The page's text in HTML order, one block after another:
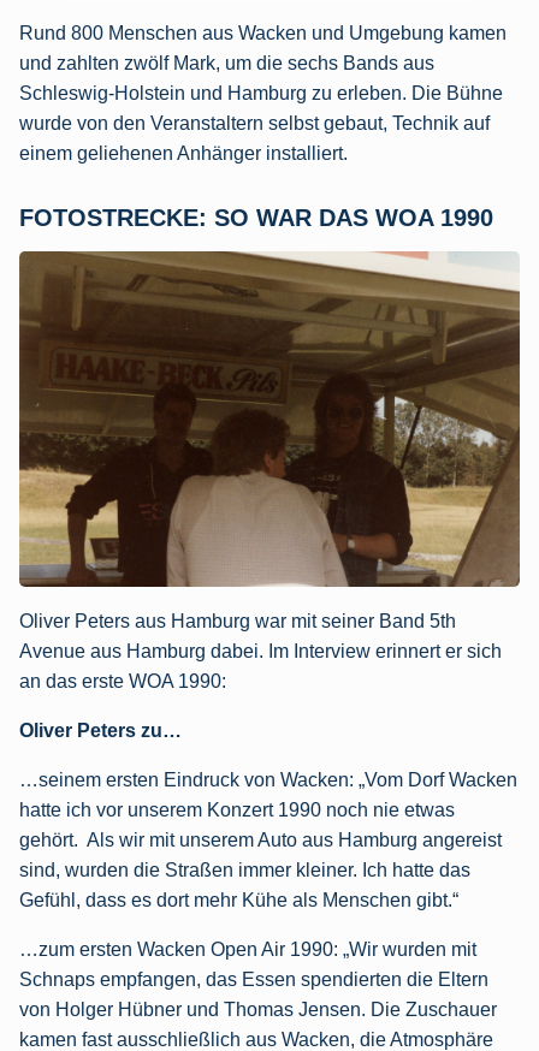
Rund 800 Menschen aus Wacken und Umgebung kamen
und zahlten zwölf Mark, um die sechs Bands aus
Schleswig-Holstein und Hamburg zu erleben. Die Bühne
wurde von den Veranstaltern selbst gebaut, Technik auf
einem geliehenen Anhänger installiert.
FOTOSTRECKE: SO WAR DAS WOA 1990
Oliver Peters aus Hamburg war mit seiner Band 5th
Avenue aus Hamburg dabei. Im Interview erinnert er sich
an das erste WOA 1990:
Oliver Peters zu…
…seinem ersten Eindruck von Wacken: „Vom Dorf Wacken
hatte ich vor unserem Konzert 1990 noch nie etwas
gehört. Als wir mit unserem Auto aus Hamburg angereist
sind, wurden die Straßen immer kleiner. Ich hatte das
Gefühl, dass es dort mehr Kühe als Menschen gibt.“
…zum ersten Wacken Open Air 1990: „Wir wurden mit
Schnaps empfangen, das Essen spendierten die Eltern
von Holger Hübner und Thomas Jensen. Die Zuschauer
kamen fast ausschließlich aus Wacken, die Atmosphäre